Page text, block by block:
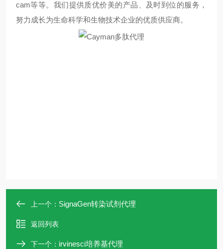
cam等等。我们提供质优价美的产品、及时到位的服务，
努力成长为生命科学和生物技术企业的优质供应商。
上一个： SignaGen转染试剂代理
返回列表
下一个： irvinesci培养基代理